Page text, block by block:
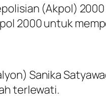
(Akpol)
2000 untuk
Sanika
terlewati.